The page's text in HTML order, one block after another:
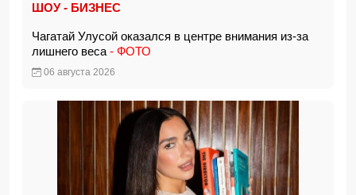
ШОУ - БИЗНЕС
Чагатай Улусой оказался в центре внимания из-за
лишнего веса - ФОТО
06 августа 2026